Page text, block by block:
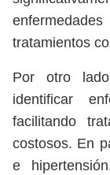
tratamientos
Por otro
identificar
facilitando
costosos. En
e